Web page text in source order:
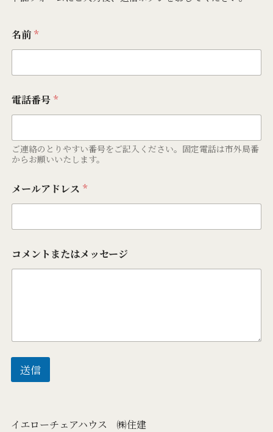
名前 *
電話番号 *
ご連絡のとりやすい番号をご記入ください。固定電話は市外局番
からお願いいたします。
メールアドレス *
コメントまたはメッセージ
送信
イエローチェアハウス ㈱住建